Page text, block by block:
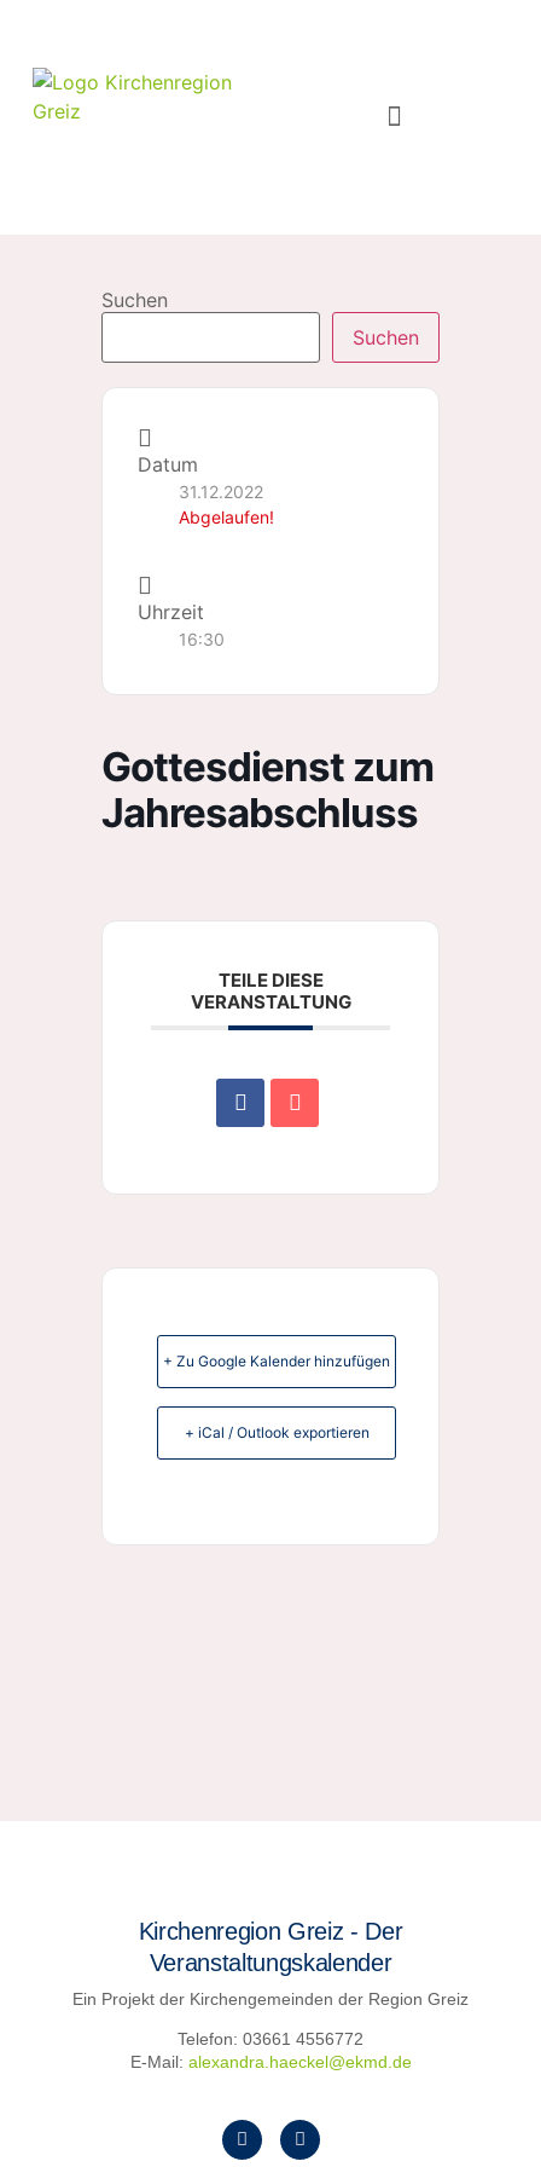
Suchen
Suchen
Datum
31.12.2022
Abgelaufen!
Uhrzeit
16:30
Gottesdienst zum
Jahresabschluss
TEILE DIESE
VERANSTALTUNG
+ Zu Google Kalender hinzufügen
+ iCal / Outlook exportieren
Kirchenregion Greiz - Der
Veranstaltungskalender
Ein Projekt der Kirchengemeinden der Region Greiz
Telefon: 03661 4556772
E-Mail: alexandra.haeckel@ekmd.de